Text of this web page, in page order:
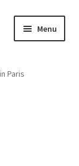
Menu
Paris